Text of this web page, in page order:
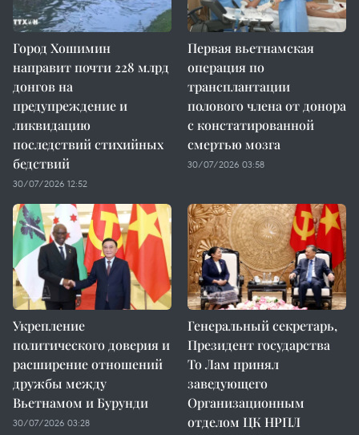
Город Хошимин
направит почти 228 млрд
донгов на
предупреждение и
ликвидацию
последствий стихийных
бедствий
30/07/2026 12:52
Первая вьетнамская
операция по
трансплантации
полового члена от донора
с констатированной
смертью мозга
30/07/2026 03:58
Укрепление
политического доверия и
расширение отношений
дружбы между
Вьетнамом и Бурунди
30/07/2026 03:28
Генеральный секретарь,
Президент государства
То Лам принял
заведующего
Организационным
отделом ЦК НРПЛ